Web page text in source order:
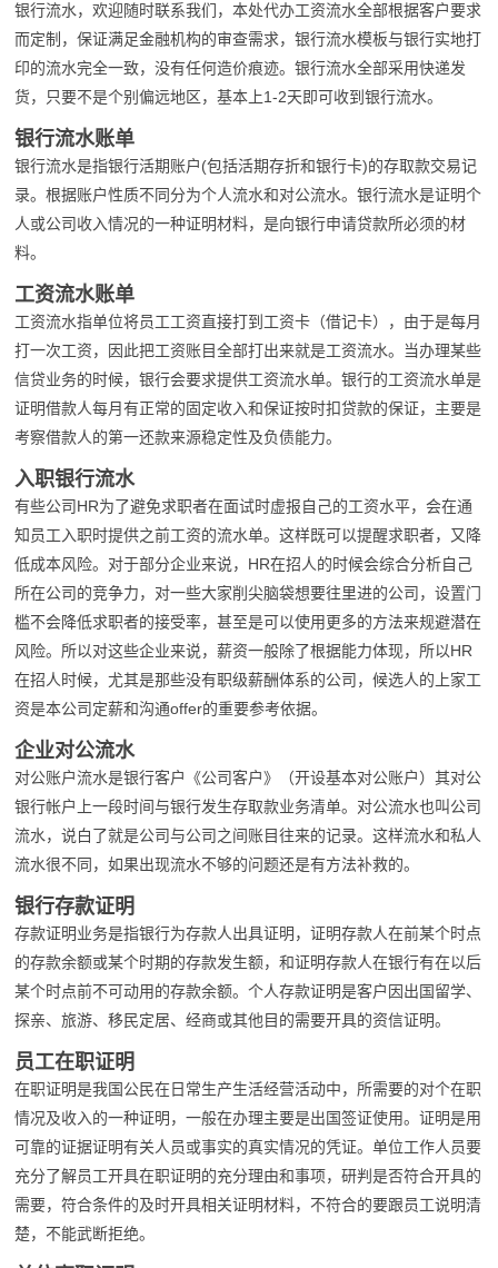
银行流水，欢迎随时联系我们，本处代办工资流水全部根据客户要求
而定制，保证满足金融机构的审查需求，银行流水模板与银行实地打
印的流水完全一致，没有任何造价痕迹。银行流水全部采用快递发
货，只要不是个别偏远地区，基本上1-2天即可收到银行流水。
银行流水账单
银行流水是指银行活期账户(包括活期存折和银行卡)的存取款交易记
录。根据账户性质不同分为个人流水和对公流水。银行流水是证明个
人或公司收入情况的一种证明材料，是向银行申请贷款所必须的材
料。
工资流水账单
工资流水指单位将员工工资直接打到工资卡（借记卡），由于是每月
打一次工资，因此把工资账目全部打出来就是工资流水。当办理某些
信贷业务的时候，银行会要求提供工资流水单。银行的工资流水单是
证明借款人每月有正常的固定收入和保证按时扣贷款的保证，主要是
考察借款人的第一还款来源稳定性及负债能力。
入职银行流水
有些公司HR为了避免求职者在面试时虚报自己的工资水平，会在通
知员工入职时提供之前工资的流水单。这样既可以提醒求职者，又降
低成本风险。对于部分企业来说，HR在招人的时候会综合分析自己
所在公司的竞争力，对一些大家削尖脑袋想要往里进的公司，设置门
槛不会降低求职者的接受率，甚至是可以使用更多的方法来规避潜在
风险。所以对这些企业来说，薪资一般除了根据能力体现，所以HR
在招人时候，尤其是那些没有职级薪酬体系的公司，候选人的上家工
资是本公司定薪和沟通offer的重要参考依据。
企业对公流水
对公账户流水是银行客户《公司客户》（开设基本对公账户）其对公
银行帐户上一段时间与银行发生存取款业务清单。对公流水也叫公司
流水，说白了就是公司与公司之间账目往来的记录。这样流水和私人
流水很不同，如果出现流水不够的问题还是有方法补救的。
银行存款证明
存款证明业务是指银行为存款人出具证明，证明存款人在前某个时点
的存款余额或某个时期的存款发生额，和证明存款人在银行有在以后
某个时点前不可动用的存款余额。个人存款证明是客户因出国留学、
探亲、旅游、移民定居、经商或其他目的需要开具的资信证明。
员工在职证明
在职证明是我国公民在日常生产生活经营活动中，所需要的对个在职
情况及收入的一种证明，一般在办理主要是出国签证使用。证明是用
可靠的证据证明有关人员或事实的真实情况的凭证。单位工作人员要
充分了解员工开具在职证明的充分理由和事项，研判是否符合开具的
需要，符合条件的及时开具相关证明材料，不符合的要跟员工说明清
楚，不能武断拒绝。